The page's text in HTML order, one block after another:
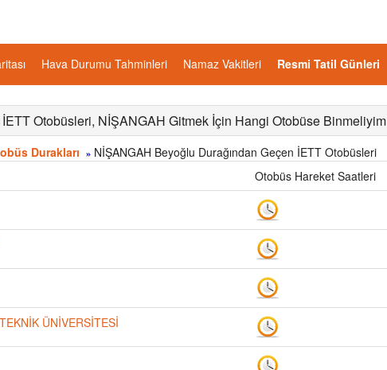
Hava Durumu Tahminleri Namaz Vakitleri Resmi Tatil Günleri
Otobüsleri, NİŞANGAH Gitmek İçin Hangi Otobüse Binmeliyim
Durakları » NİŞANGAH Beyoğlu Durağından Geçen İETT Otobüsleri
Otobüs Hareket Saatleri
ÜNİVERSİTESİ